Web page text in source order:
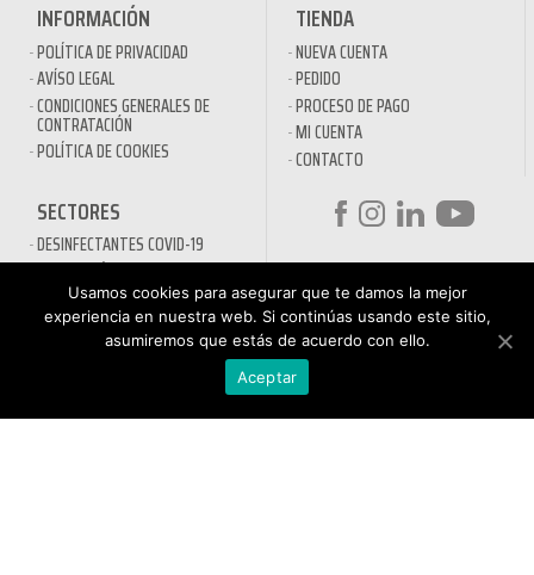
INFORMACIÓN
POLÍTICA DE PRIVACIDAD
AVÍSO LEGAL
CONDICIONES GENERALES DE
CONTRATACIÓN
POLÍTICA DE COOKIES
TIENDA
NUEVA CUENTA
PEDIDO
PROCESO DE PAGO
MI CUENTA
CONTACTO
SECTORES
DESINFECTANTES COVID-19
HOSTELERÍA
AUTOMOCIÓN
NÁUTICA
MAQUINARIA PROFESIONAL
ATENCIÓN AL
CLIENTE
900 897 890
Usamos cookies para asegurar que te damos la mejor
experiencia en nuestra web. Si continúas usando este sitio,
asumiremos que estás de acuerdo con ello.
Aceptar